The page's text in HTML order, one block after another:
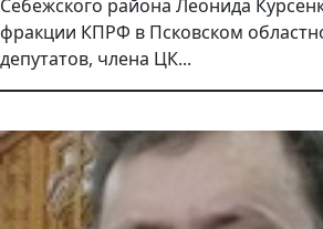
Себежского района Леонида
фракции КПРФ в Псковском
депутатов, члена ЦК...